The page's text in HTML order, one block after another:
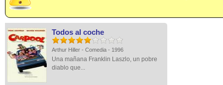
Todos al coche
Arthur Hiller - Comedia - 1996
Una mañana Franklin Laszlo, un pobre
diablo que...